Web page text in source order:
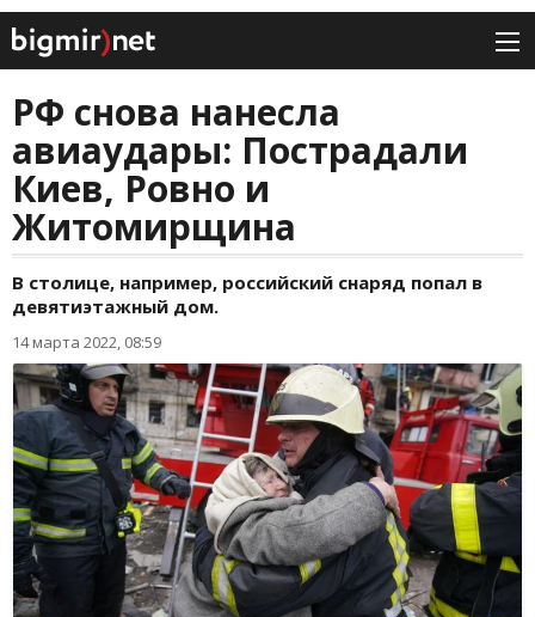
РФ снова нанесла
авиаудары: Пострадали
Киев, Ровно и
Житомирщина
В столице, например, российский снаряд попал в
девятиэтажный дом.
14 марта 2022, 08:59